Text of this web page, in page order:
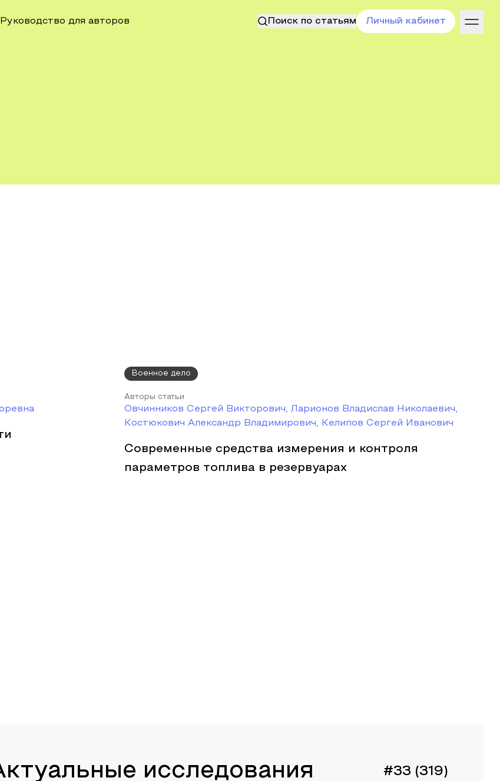
Руководство для авторов Поиск по статьям Личный кабинет
Военное дело
Авторы статьи
Овчинников Сергей Викторович, Ларионов Владислав Николаевич,
Костюкович Александр Владимирович, Келипов Сергей Иванович
Современные средства измерения и контроля
параметров топлива в резервуарах
исследования #33 (319)